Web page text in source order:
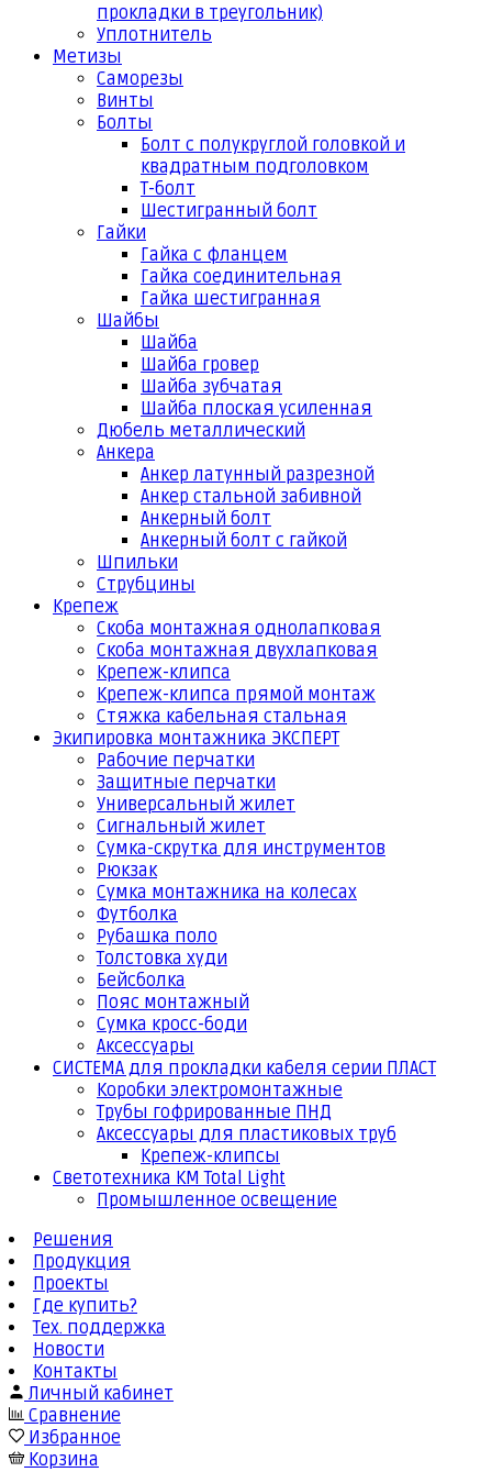
прокладки в треугольник)
Уплотнитель
Метизы
Саморезы
Винты
Болты
Болт с полукруглой головкой и
квадратным подголовком
Т-болт
Шестигранный болт
Гайки
Гайка с фланцем
Гайка соединительная
Гайка шестигранная
Шайбы
Шайба
Шайба гровер
Шайба зубчатая
Шайба плоская усиленная
Дюбель металлический
Анкера
Анкер латунный разрезной
Анкер стальной забивной
Анкерный болт
Анкерный болт с гайкой
Шпильки
Струбцины
Крепеж
Скоба монтажная однолапковая
Скоба монтажная двухлапковая
Крепеж-клипса
Крепеж-клипса прямой монтаж
Стяжка кабельная стальная
Экипировка монтажника ЭКСПЕРТ
Рабочие перчатки
Защитные перчатки
Универсальный жилет
Сигнальный жилет
Сумка-скрутка для инструментов
Рюкзак
Сумка монтажника на колесах
Футболка
Рубашка поло
Толстовка худи
Бейсболка
Пояс монтажный
Сумка кросс-боди
Аксессуары
СИСТЕМА для прокладки кабеля серии ПЛАСТ
Коробки электромонтажные
Трубы гофрированные ПНД
Аксессуары для пластиковых труб
Крепеж-клипсы
Светотехника КМ Total Light
Промышленное освещение
Решения
Продукция
Проекты
Где купить?
Тех. поддержка
Новости
Контакты
Личный кабинет
Сравнение
Избранное
Корзина